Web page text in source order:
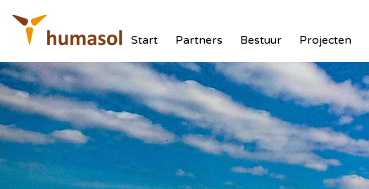
Start Partners Bestuur Projecten